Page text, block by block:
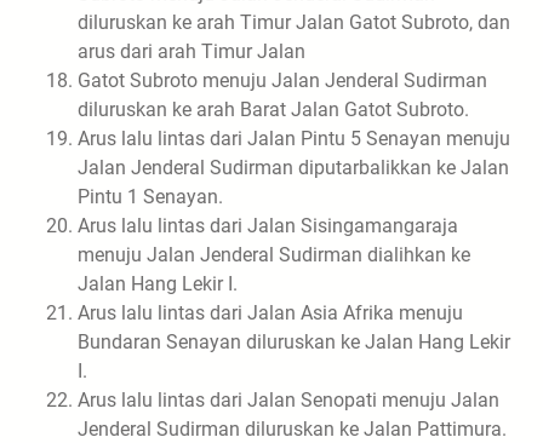
diluruskan ke arah Timur Jalan Gatot Subroto, dan
arus dari arah Timur Jalan
Gatot Subroto menuju Jalan Jenderal Sudirman
diluruskan ke arah Barat Jalan Gatot Subroto.
Arus lalu lintas dari Jalan Pintu 5 Senayan menuju
Jalan Jenderal Sudirman diputarbalikkan ke Jalan
Pintu 1 Senayan.
Arus lalu lintas dari Jalan Sisingamangaraja
menuju Jalan Jenderal Sudirman dialihkan ke
Jalan Hang Lekir I.
Arus lalu lintas dari Jalan Asia Afrika menuju
Bundaran Senayan diluruskan ke Jalan Hang Lekir
I.
Arus lalu lintas dari Jalan Senopati menuju Jalan
Jenderal Sudirman diluruskan ke Jalan Pattimura.